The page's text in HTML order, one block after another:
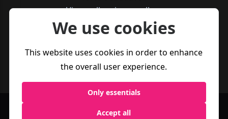
Vive melhor, joga melhor.
Política de
We use cookies
This website uses cookies in order to enhance
the overall user experience.
Only essentials
Accept all